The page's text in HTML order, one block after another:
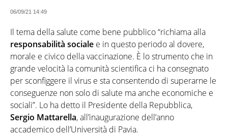
06/09/21 14:49
Il tema della salute come bene pubblico “richiama alla
responsabilità sociale e in questo periodo al dovere,
morale e civico della vaccinazione. È lo strumento che in
grande velocità la comunità scientifica ci ha consegnato
per sconfiggere il virus e sta consentendo di superarne le
conseguenze non solo di salute ma anche economiche e
sociali”. Lo ha detto il Presidente della Repubblica,
Sergio Mattarella, all’inaugurazione dell’anno
accademico dell’Università di Pavia.